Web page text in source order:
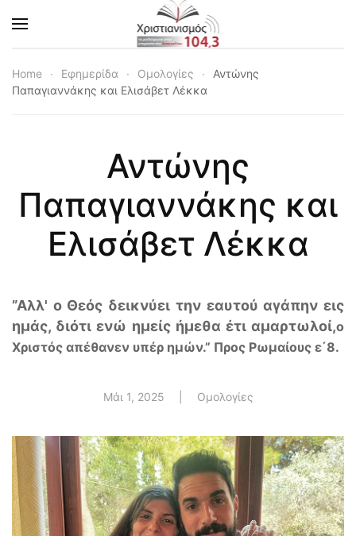
Skip to main content
Home Εφημερίδα Ομολογίες
Αντώνης
Παπαγιαννάκης και Ελισάβετ Λέκκα
Αντώνης
Παπαγιαννάκης και
Ελισάβετ Λέκκα
”Αλλ' ο Θεός δεικνύει την εαυτού αγάπην εις
ημάς, διότι ενώ ημείς ήμεθα έτι αμαρτωλοί,ο
Χριστός απέθανεν υπέρ ημών.” Προς Ρωμαίους ε΄8.
Μάι 1, 2025 Ομολογίες